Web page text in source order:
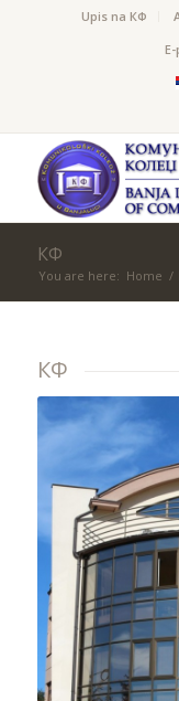
Upis na КФ
Е-
КФ
You are here: Home /
КФ